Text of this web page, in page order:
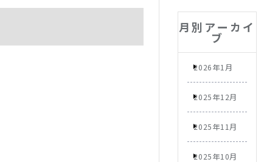
月別アーカイ
ブ
2026年1月
2025年12月
2025年11月
2025年10月